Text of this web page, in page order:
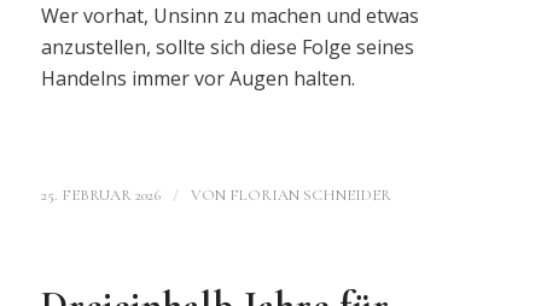
Wer vorhat, Unsinn zu machen und etwas
anzustellen, sollte sich diese Folge seines
Handelns immer vor Augen halten.
25. FEBRUAR 2026 / VON FLORIAN SCHNEIDER